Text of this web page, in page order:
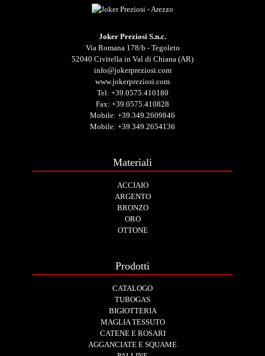
Joker Preziosi S.n.c.
Via Romana 178/b - Tegoleto
52040 Civitella in Val di Chiana (AR)
info@jokerpreziosi.com
www.jokerpreziosi.com
Tel: +39.0575.410180
Fax: +39.0575.410828
Mobile: +39.349.2609846
Mobile: +39.349.2654136
Materiali
ACCIAIO
ARGENTO
BRONZO
ORO
OTTONE
Prodotti
CATALOGO
TUBOGAS
BIGIOTTERIA
MAGLIA TESSUTO
CATENE E ROSARI
AGGANCIATE E SQUAME